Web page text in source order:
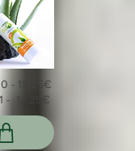
- 18,25€
- 13,25€